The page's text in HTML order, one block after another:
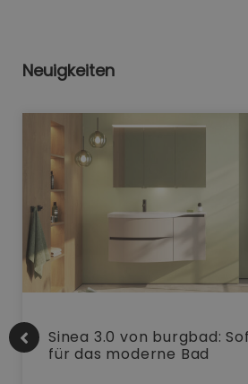
Neuigkeiten
Sinea 3.0 von burgbad:
für das moderne Bad